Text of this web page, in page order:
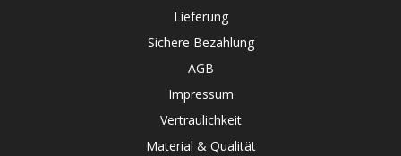
Lieferung
Sichere Bezahlung
AGB
Impressum
Vertraulichkeit
Material & Qualität